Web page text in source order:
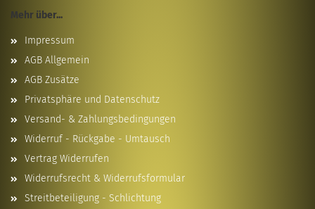
Mehr über...
Impressum
AGB Allgemein
AGB Zusätze
Privatsphäre und Datenschutz
Versand- & Zahlungsbedingungen
Widerruf - Rückgabe - Umtausch
Vertrag Widerrufen
Widerrufsrecht & Widerrufsformular
Streitbeteiligung - Schlichtung